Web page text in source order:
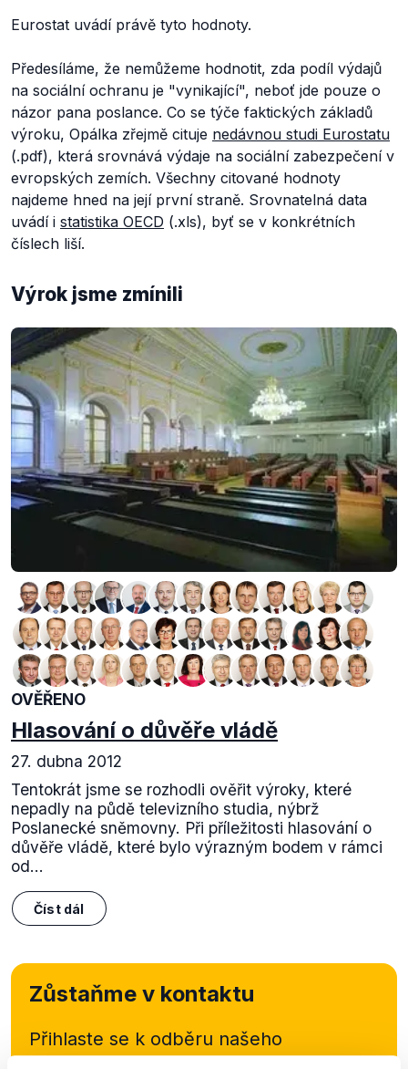
Eurostat uvádí právě tyto hodnoty.
Předesíláme, že nemůžeme hodnotit, zda podíl výdajů
na sociální ochranu je "vynikající", neboť jde pouze o
názor pana poslance. Co se týče faktických základů
výroku, Opálka zřejmě cituje nedávnou studi Eurostatu
(.pdf), která srovnává výdaje na sociální zabezpečení v
evropských zemích. Všechny citované hodnoty
najdeme hned na její první straně. Srovnatelná data
uvádí i statistika OECD (.xls), byť se v konkrétních
číslech liší.
Výrok jsme zmínili
OVĚŘENO
Hlasování o důvěře vládě
27. dubna 2012
Tentokrát jsme se rozhodli ověřit výroky, které
nepadly na půdě televizního studia, nýbrž
Poslanecké sněmovny. Při příležitosti hlasování o
důvěře vládě, které bylo výrazným bodem v rámci
od...
Číst dál
Zůstaňme v kontaktu
Přihlaste se k odběru našeho